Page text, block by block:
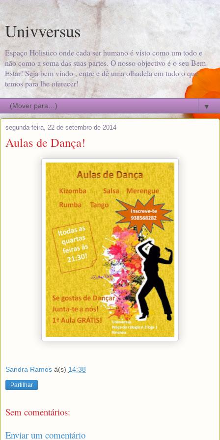
Univversus
Espaço Holistico onde cada ser humano é visto como um todo e
não como a soma das suas partes. O nosso objectivo é o seu Bem
Estar! Seja bem vindo , entre e dê uma olhadela em tudo o que
temos para lhe oferecer!
▼
segunda-feira, 22 de setembro de 2014
Aulas de Dança!
Sandra Ramos à(s) 14:38
Partilhar
Sem comentários:
Enviar um comentário